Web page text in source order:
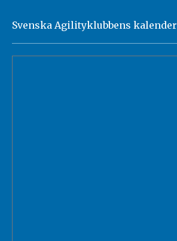
Svenska Agilityklubbens kalender